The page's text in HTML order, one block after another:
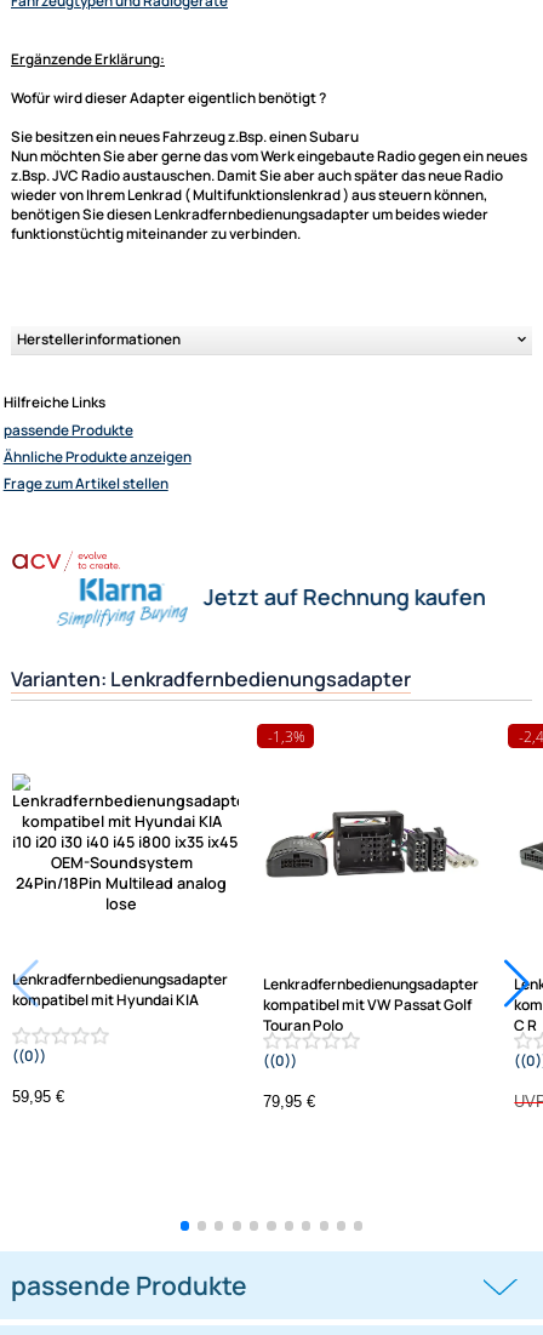
je nach Gegebenheit (sprich Radio und Lenkradbedieneinheit) können
einige Funktionen hinzukommen
Bitte unbedingt kontrollieren:
Bitte achten Sie auch darauf, dass Ihr neues Gerät einen externen
Fernbedienungsanschluss hat, damit das Interface dort angeschlossen
werden kann.
Der abgebildete Fahrzeugspezifische Stecker ist natürlich auch ein
Wofür wird dieser Adapter eigentlich benötigt ?
Sie besitzen ein neues Fahrzeug z.Bsp. einen Subaru
Nun möchten Sie aber gerne das vom Werk eingebaute Radio gegen ein
z.Bsp. JVC Radio austauschen. Damit Sie aber auch später das neue
funktionstüchtig miteinander zu verbinden.
Herstellerinformationen
passende Produkte
Ähnliche Produkte anzeigen
Frage zum Artikel stellen
Varianten: Lenkradfernbedienungsadapter
Wir versenden mit
Unsere Leistungen